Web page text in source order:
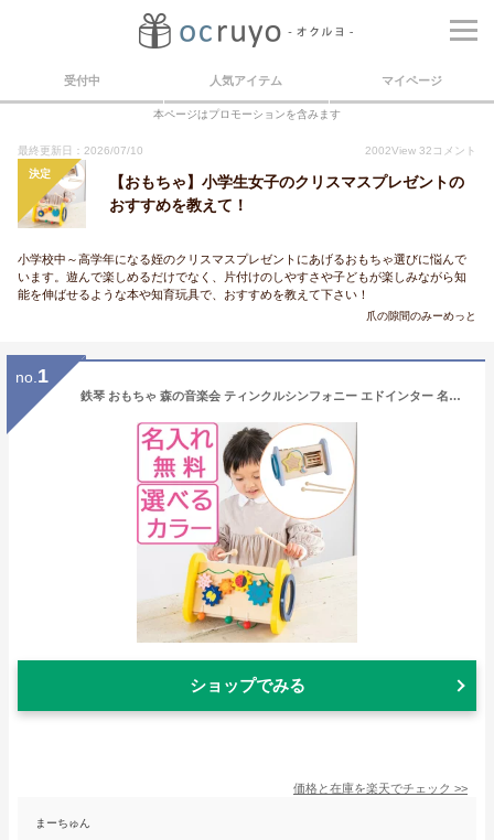
受付中 人気アイテム マイページ
本ページはプロモーションを含みます
最終更新日：2026/07/10 2002View 32 コメント
決定
【おもちゃ】小学生女子のクリスマスプレゼントの
おすすめを教えて！
小学校中～高学年になる姪のクリスマスプレゼントにあげるおもちゃ選びに悩んで
います。遊んで楽しめるだけでなく、片付けのしやすさや子どもが楽しみながら知
能を伸ばせるような本や知育玩具で、おすすめを教えて下さい！
爪の隙間のみーめっと
no. 1
鉄琴 おもちゃ 森の音楽会 ティンクルシンフォニー エドインター 名入れ 出産祝い 木のおもちゃ 楽器 知育玩具 誕生日 子供 赤ちゃん 1歳 2歳 男の子 女の子
ショップでみる
価格と在庫を楽天でチェック >>
まーちゅん